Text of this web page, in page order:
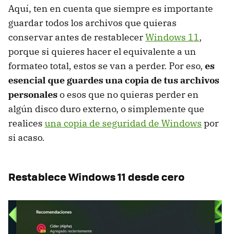
Aquí, ten en cuenta que siempre es importante
guardar todos los archivos que quieras
conservar antes de restablecerWindows 11,
porque si quieres hacer el equivalente a un
formateo total, estos se van a perder. Por eso, es
esencial que guardes una copia de tus archivos
personaleso esos que no quieras perder en
algún disco duro externo, o simplemente que
realices una copia de seguridad de Windows por
si acaso.
Restablece Windows 11 desde cero